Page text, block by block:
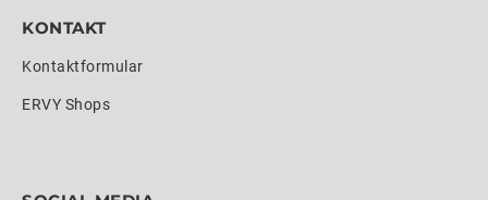
KONTAKT
Kontaktformular
ERVY Shops